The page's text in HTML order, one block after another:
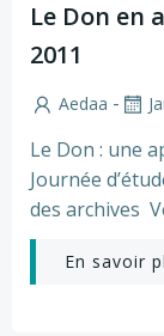
Le Don en
2011
Aedaa -
Le Don : une
Journée
des archives
En savoir